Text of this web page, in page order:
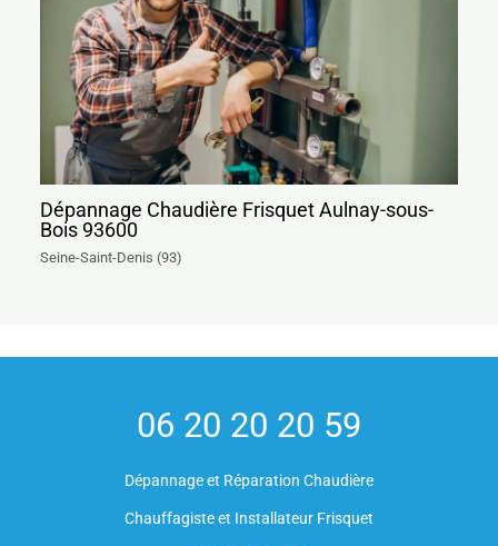
Dépannage Chaudière Frisquet Aulnay-sous-
Bois 93600
Seine-Saint-Denis (93)
06 20 20 20 59
Dépannage et Réparation Chaudière
Chauffagiste et Installateur Frisquet